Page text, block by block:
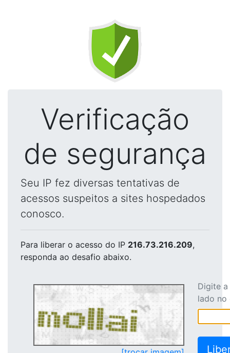
Verificação
de segurança
Seu IP fez diversas tentativas de
acessos suspeitos a sites hospedados
conosco.
Para liberar o acesso do IP 216.73.216.209,
responda ao desafio abaixo.
Digite
lado no